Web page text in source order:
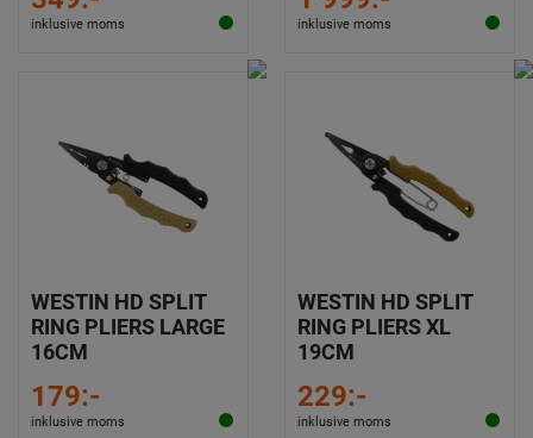
inklusive moms inklusive moms
WESTIN HD SPLIT
RING PLIERS LARGE
16CM
179:-
inklusive moms
WESTIN HD SPLIT
RING PLIERS XL
19CM
229:-
inklusive moms